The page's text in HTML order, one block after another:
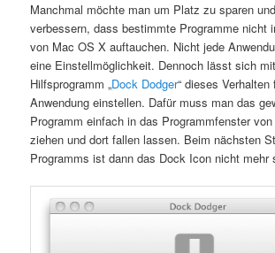
Manchmal möchte man um Platz zu sparen
verbessern, dass bestimmte Programme nicht
von Mac OS X auftauchen. Nicht jede
eine Einstellmöglichkeit. Dennoch lässt sich
Hilfsprogramm „Dock Dodger“ dieses
Anwendung einstellen. Dafür muss man das
Programm einfach in das Programmfenster
ziehen und dort fallen lassen. Beim nächsten
Programms ist dann das Dock Icon nicht mehr